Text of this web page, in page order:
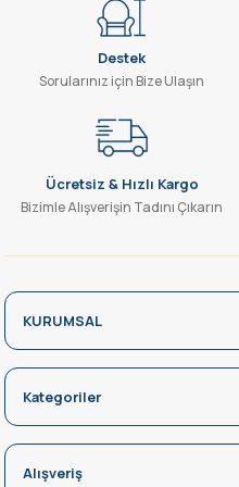
SEPETE EKLE
YL41-2406 2835 240 LEDLİ DOB
144,00 TL
SEPETE EKLE
-%50
YL41-2201 2835 120 LEDLİ DOB
102,00 TL
51,00 TL
Destek
Sorularınız için Bize Ulaşın
Ücretsiz & Hızlı Kargo
Bizimle Alışverişin Tadını Çıkarın
KURUMSAL
Kategoriler
Alışveriş